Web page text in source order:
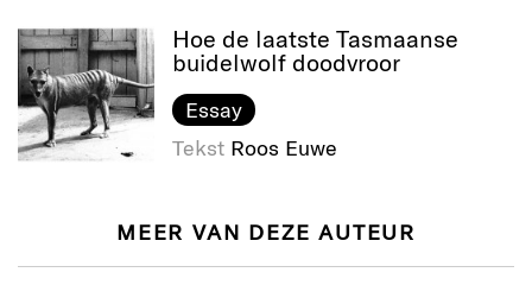
Hoe de laatste Tasmaanse
buidelwolf doodvroor
Essay
Tekst Roos Euwe
MEER VAN DEZE AUTEUR